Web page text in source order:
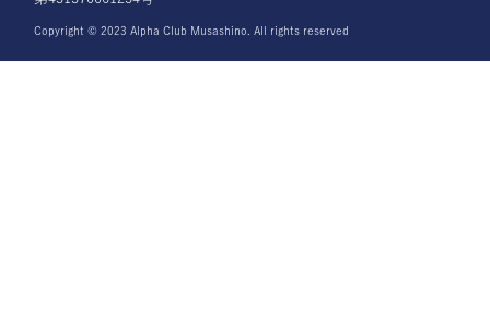
Copyright © 2023 Alpha Club Musashino. All rights reserved